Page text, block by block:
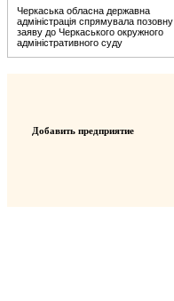
Черкаська обласна державна
адміністрація спрямувала позовну
заяву до Черкаського окружного
адміністративного суду
Добавить предприятие